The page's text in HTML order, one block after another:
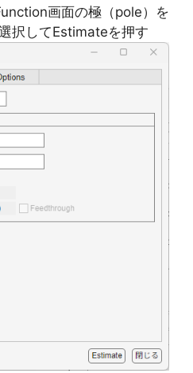
画面の極（pole）を
択してEstimateを押す